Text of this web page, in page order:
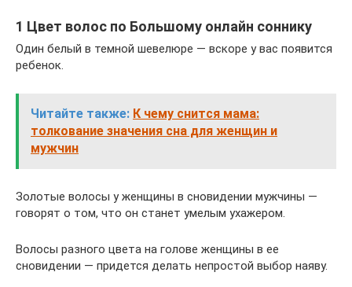
1 Цвет волос по Большому онлайн соннику
Один белый в темной шевелюре — вскоре у вас появится
ребенок.
Читайте также: К чему снится мама:
толкование значения сна для женщин и
мужчин
Золотые волосы у женщины в сновидении мужчины —
говорят о том, что он станет умелым ухажером.
Волосы разного цвета на голове женщины в ее
сновидении — придется делать непростой выбор наяву.